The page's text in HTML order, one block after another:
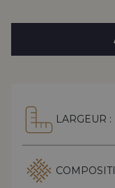
LARGEUR :